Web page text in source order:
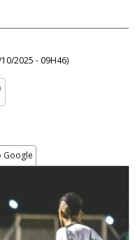
2025 - 09H46)
Google